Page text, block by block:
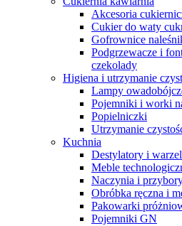
Akcesoria
Cukier do waty
Gofrownice
Podgrzewacze i
czekolady
Higiena i utrzymanie
Lampy
Pojemniki i worki
Popielniczki
Utrzymanie
Kuchnia
Destylatory i
Meble
Naczynia i
Obróbka ręczna i
Pakowarki
Pojemniki GN